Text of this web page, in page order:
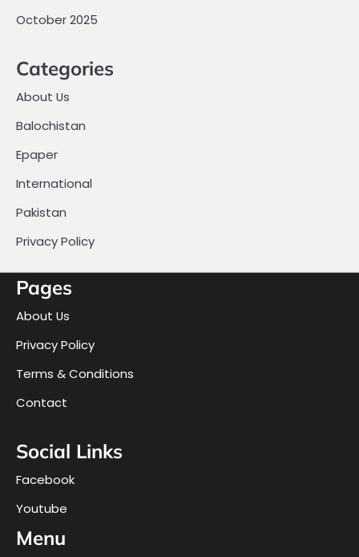
October 2025
Categories
About Us
Balochistan
Epaper
International
Pakistan
Privacy Policy
Pages
About Us
Privacy Policy
Terms & Conditions
Contact
Social Links
Facebook
Youtube
Menu